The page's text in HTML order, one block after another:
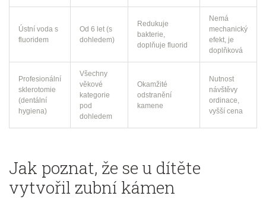
Ústní voda s
fluoridem
Od 6 let (s
dohledem)
Redukuje
bakterie,
doplňuje fluorid
Nemá
mechanický
efekt, je
doplňková
Profesionální
sklerotomie
(dentální
hygiena)
Všechny
věkové
kategorie
pod
dohledem
Okamžité
odstranění
kamene
Nutnost
návštěvy
ordinace,
vyšší cena
Jak poznat, že se u dítěte
vytvořil zubní kámen